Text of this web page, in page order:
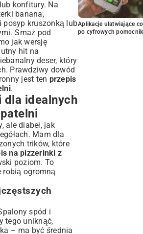
konfitury. Na
banana,
posyp kruszonką lub
Smaż pod
jak wersję
hit na
deser, który
Prawdziwy dowód
jest ten przepis
.
idealnych
ale diabeł, jak
Mam dla
trików, które
na pizzerinki z
poziom. To
robią ogromną
spód i
tego uniknąć,
– ma być średnia
Aplikacje ułatwiające
po cyfrowych